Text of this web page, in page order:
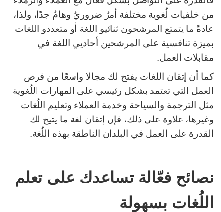
من خلفيات لُغوية مختلفة أمرٌ ضروريٌ وهامٌ جدًا، ولذا،
عادةً ما يتمتع المرشحون ثنائيو اللغة أو متعددو اللغات
بميزة تنافسية على المرشحين أحاديي اللغة في
مقابلات العمل.
كما أن إتقان اللغات يفتح لك مجالا واسعًا من فرص
العمل التي تعتمد بشكل رئيسي على المهارات اللُغوية
مثل الترجمة والسياحة وخدمة العملاء وتعليم اللُغات
وغيرها، علاوة على ذلك، فإن إتقان لغة ما يتيح لك
القدرة على العمل في البلدان الناطقة بهذه اللُغة.
نصائح فعّالة تساعدك على تعلم
اللُغات بسهولة